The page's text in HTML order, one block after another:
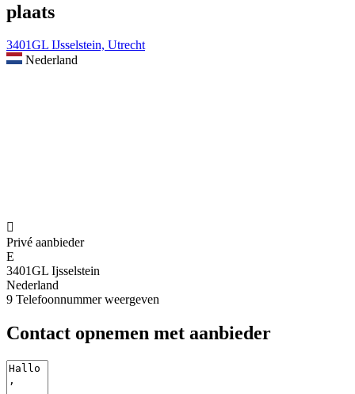
plaats
3401GL IJsselstein, Utrecht
Nederland

Privé aanbieder
E
3401GL Ijsselstein
Nederland
9 Telefoonnummer weergeven
Contact opnemen met aanbieder